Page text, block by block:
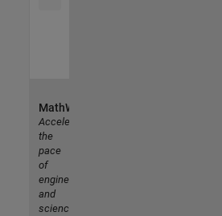
MathWorks
Accelerating
the
pace
of
engineering
and
science